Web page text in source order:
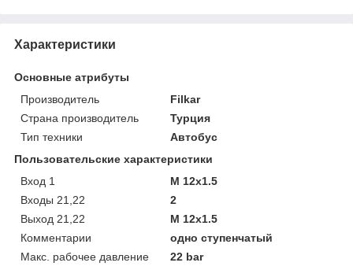
Характеристики
Основные атрибуты
Производитель
Filkar
Страна производитель
Турция
Тип техники
Автобус
Пользовательские характеристики
Вход 1
M 12x1.5
Входы 21,22
2
Выход 21,22
M 12x1.5
Комментарии
одно ступенчатый
Макс. рабочее давление
22 bar